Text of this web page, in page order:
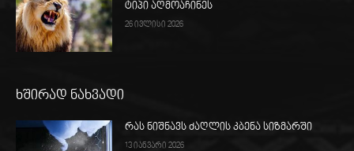
ტიპი აღმოაჩინეს
26 ივლისი 2026
ხშირად ნახვადი
რას ნიშნავს ძაღლის კბენა სიზმარში
13 იანვარი 2026